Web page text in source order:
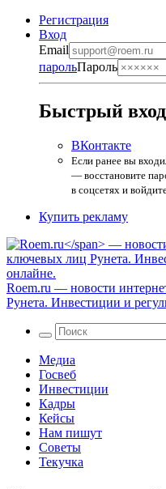
Регистрация
Вход
Email
парольПароль
Быстрый вход
ВКонтакте
Если ранее вы
— восстановите
в соцсетях и
Купить рекламу
Roem.ru — новости
Рунета. Инвестиции и
Медиа
Госвеб
Инвестиции
Кадры
Кейсы
Нам пишут
Советы
Текучка